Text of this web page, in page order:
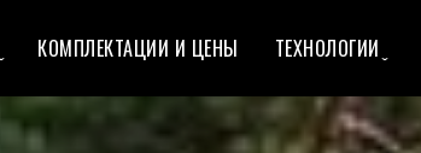
КОМПЛЕКТАЦИИ И ЦЕНЫ ТЕХНОЛОГИИ ̬